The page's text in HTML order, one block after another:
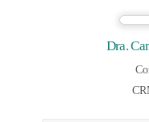
Dra.